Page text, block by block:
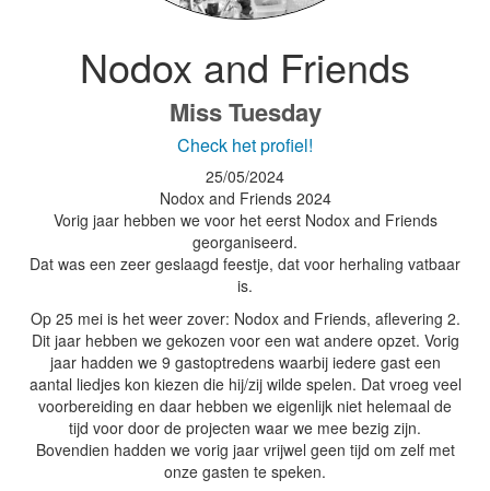
Nodox and Friends
Miss Tuesday
Check het profiel!
25/05/2024
Nodox and Friends 2024
Vorig jaar hebben we voor het eerst Nodox and Friends
georganiseerd.
Dat was een zeer geslaagd feestje, dat voor herhaling vatbaar
is.
Op 25 mei is het weer zover: Nodox and Friends, aflevering 2.
Dit jaar hebben we gekozen voor een wat andere opzet. Vorig
jaar hadden we 9 gastoptredens waarbij iedere gast een
aantal liedjes kon kiezen die hij/zij wilde spelen. Dat vroeg veel
voorbereiding en daar hebben we eigenlijk niet helemaal de
tijd voor door de projecten waar we mee bezig zijn.
Bovendien hadden we vorig jaar vrijwel geen tijd om zelf met
onze gasten te speken.